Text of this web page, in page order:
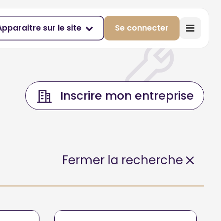
sur le site Se connecter
Inscrire mon entreprise
Fermer la recherche